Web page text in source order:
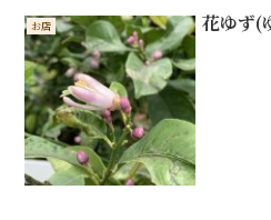
お店 花ゆず(